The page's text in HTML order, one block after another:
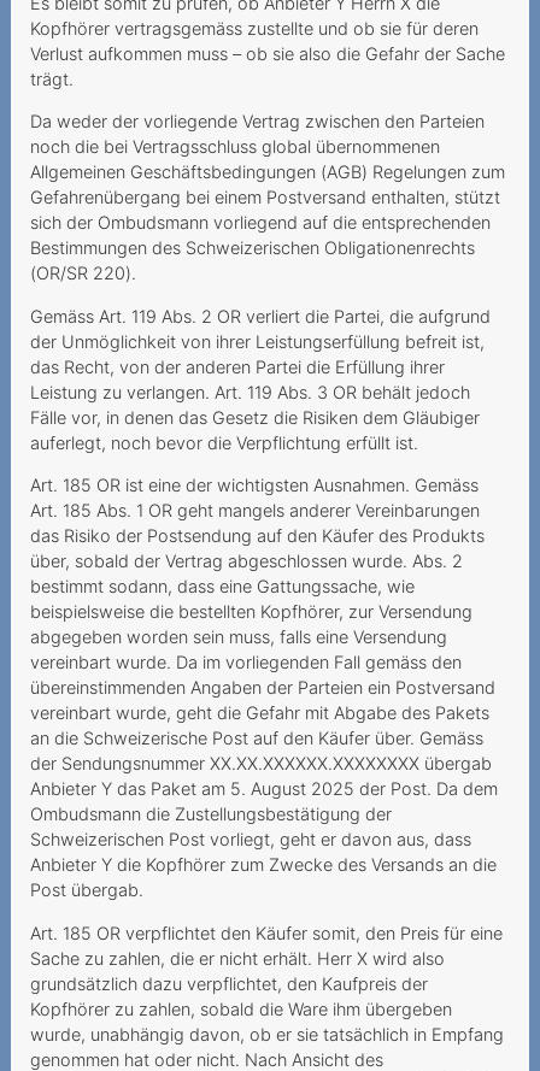
Kopfhörer vertragsgemäss zustellte und ob sie für deren
Verlust aufkommen muss – ob sie also die Gefahr der Sache
trägt.
Da weder der vorliegende Vertrag zwischen den Parteien
noch die bei Vertragsschluss global übernommenen
Allgemeinen Geschäftsbedingungen (AGB) Regelungen zum
Gefahrenübergang bei einem Postversand enthalten, stützt
sich der Ombudsmann vorliegend auf die entsprechenden
Bestimmungen des Schweizerischen Obligationenrechts
(OR/SR 220).
Gemäss Art. 119 Abs. 2 OR verliert die Partei, die aufgrund
der Unmöglichkeit von ihrer Leistungserfüllung befreit ist,
das Recht, von der anderen Partei die Erfüllung ihrer
Leistung zu verlangen. Art. 119 Abs. 3 OR behält jedoch
Fälle vor, in denen das Gesetz die Risiken dem Gläubiger
auferlegt, noch bevor die Verpflichtung erfüllt ist.
Art. 185 OR ist eine der wichtigsten Ausnahmen. Gemäss
Art. 185 Abs. 1 OR geht mangels anderer Vereinbarungen
das Risiko der Postsendung auf den Käufer des Produkts
über, sobald der Vertrag abgeschlossen wurde. Abs. 2
bestimmt sodann, dass eine Gattungssache, wie
beispielsweise die bestellten Kopfhörer, zur Versendung
abgegeben worden sein muss, falls eine Versendung
vereinbart wurde. Da im vorliegenden Fall gemäss den
übereinstimmenden Angaben der Parteien ein Postversand
vereinbart wurde, geht die Gefahr mit Abgabe des Pakets
an die Schweizerische Post auf den Käufer über. Gemäss
der Sendungsnummer XX.XX.XXXXXX.XXXXXXXX übergab
Anbieter Y das Paket am 5. August 2025 der Post. Da dem
Ombudsmann die Zustellungsbestätigung der
Schweizerischen Post vorliegt, geht er davon aus, dass
Anbieter Y die Kopfhörer zum Zwecke des Versands an die
Post übergab.
Art. 185 OR verpflichtet den Käufer somit, den Preis für eine
Sache zu zahlen, die er nicht erhält. Herr X wird also
grundsätzlich dazu verpflichtet, den Kaufpreis der
Kopfhörer zu zahlen, sobald die Ware ihm übergeben
wurde, unabhängig davon, ob er sie tatsächlich in Empfang
genommen hat oder nicht. Nach Ansicht des
Verbindungsnachweisen
ohne Ermächtigung
Mieux vaut pas deux fois
qu'une
Conditions de résiliation
complexes et inflexibles
Partnervermittlung
Unerwünschte
Mehrwertdienst-SMS
Promotion mit Tücke
Kabelanschlussgebühren
doppelt bezahlt?
Roaming in Grenzgebieten
Dauerauftrag mit falscher
Referenznummer
2021
Irreführende
Abonnementsangaben und
wesentlicher Irrtum
Unbekannte Rufnummer im
Kundenkonto
Guthabens infolge
Nichtgebrauchs
Urteilsunfähigkeit infolge
psychischer Erkrankung